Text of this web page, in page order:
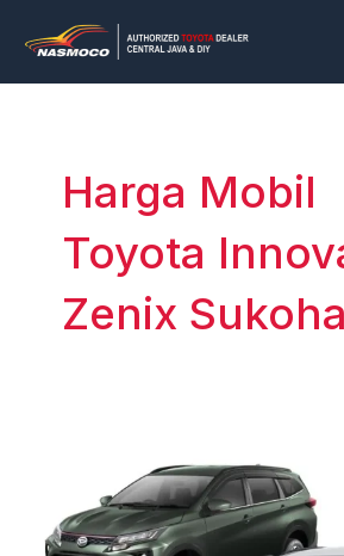
konten
Harga Mobil
Toyota
Zenix
Yogyakarta
pagination